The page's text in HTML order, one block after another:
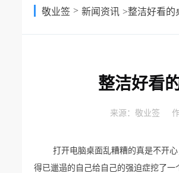
敬业签 > 新闻资讯 >整洁好看的
整洁好看
来源： 敬业签
打开电脑桌面乱糟糟的真是不开
得已邋遢的自己给自己的强迫症挖了一